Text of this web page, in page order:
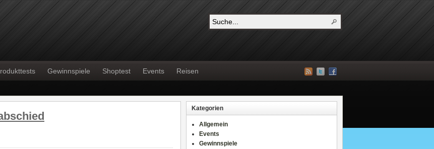
Gewinnspiele Shoptest Events Reisen
Kategorien
Allgemein
Events
Gewinnspiele